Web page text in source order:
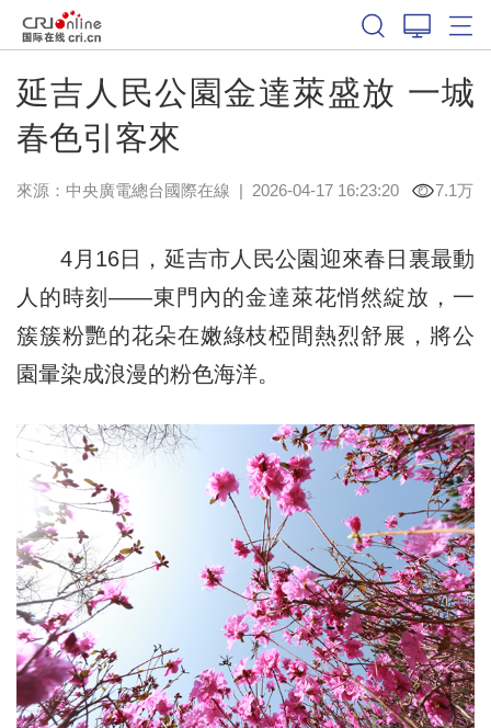
延吉人民公園金達萊盛放 一城
春色引客來
來源：中央廣電總台國際在線 | 2026-04-17 16:23:20 7.1万
4月16日，延吉市人民公園迎來春日裏最動
人的時刻——東門內的金達萊花悄然綻放，一
簇簇粉艷的花朵在嫩綠枝椏間熱烈舒展，將公
園暈染成浪漫的粉色海洋。